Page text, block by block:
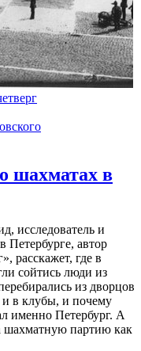
шахматах в
исследователь и
Петербурге, автор
расскажет, где в
сойтись люди из
из дворцов
и в клубы, и почему
именно Петербург. А
шахматную партию как